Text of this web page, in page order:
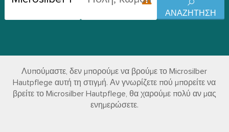
ΑΝΑΖΉΤΗΣΗ
Λυπούμαστε, δεν μπορούμε να βρούμε το Microsilber
Hautpflege αυτή τη στιγμή. Αν γνωρίζετε πού μπορείτε να
βρείτε το Microsilber Hautpflege, θα χαρούμε πολύ αν μας
ενημερώσετε.